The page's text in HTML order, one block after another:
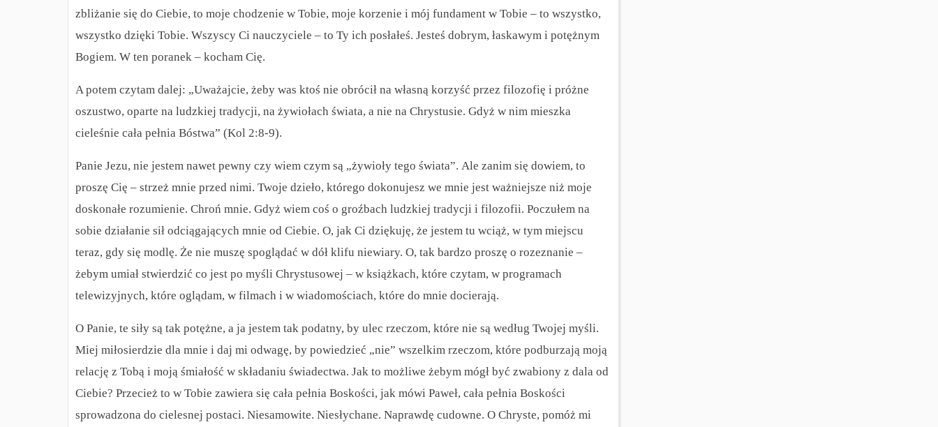
zbliżanie się do Ciebie, to moje chodzenie w Tobie, moje korzenie i mój fundament w Tobie – to wszystko,
wszystko dzięki Tobie. Wszyscy Ci nauczyciele – to Ty ich posłałeś. Jesteś dobrym, łaskawym i potężnym
Bogiem. W ten poranek – kocham Cię.
A potem czytam dalej: „Uważajcie, żeby was ktoś nie obrócił na własną korzyść przez filozofię i próżne
oszustwo, oparte na ludzkiej tradycji, na żywiołach świata, a nie na Chrystusie. Gdyż w nim mieszka
cieleśnie cała pełnia Bóstwa” (Kol 2:8-9).
Panie Jezu, nie jestem nawet pewny czy wiem czym są „żywioły tego świata”. Ale zanim się dowiem, to
proszę Cię – strzeż mnie przed nimi. Twoje dzieło, którego dokonujesz we mnie jest ważniejsze niż moje
doskonałe rozumienie. Chroń mnie. Gdyż wiem coś o groźbach ludzkiej tradycji i filozofii. Poczułem na
sobie działanie sił odciągających mnie od Ciebie. O, jak Ci dziękuję, że jestem tu wciąż, w tym miejscu
teraz, gdy się modlę. Że nie muszę spoglądać w dół klifu niewiary. O, tak bardzo proszę o rozeznanie –
żebym umiał stwierdzić co jest po myśli Chrystusowej – w książkach, które czytam, w programach
telewizyjnych, które oglądam, w filmach i w wiadomościach, które do mnie docierają.
O Panie, te siły są tak potężne, a ja jestem tak podatny, by ulec rzeczom, które nie są według Twojej myśli.
Miej miłosierdzie dla mnie i daj mi odwagę, by powiedzieć „nie” wszelkim rzeczom, które podburzają moją
relację z Tobą i moją śmiałość w składaniu świadectwa. Jak to możliwe żebym mógł być zwabiony z dala od
Ciebie? Przecież to w Tobie zawiera się cała pełnia Boskości, jak mówi Paweł, cała pełnia Boskości
sprowadzona do cielesnej postaci. Niesamowite. Niesłychane. Naprawdę cudowne. O Chryste, pomóż mi